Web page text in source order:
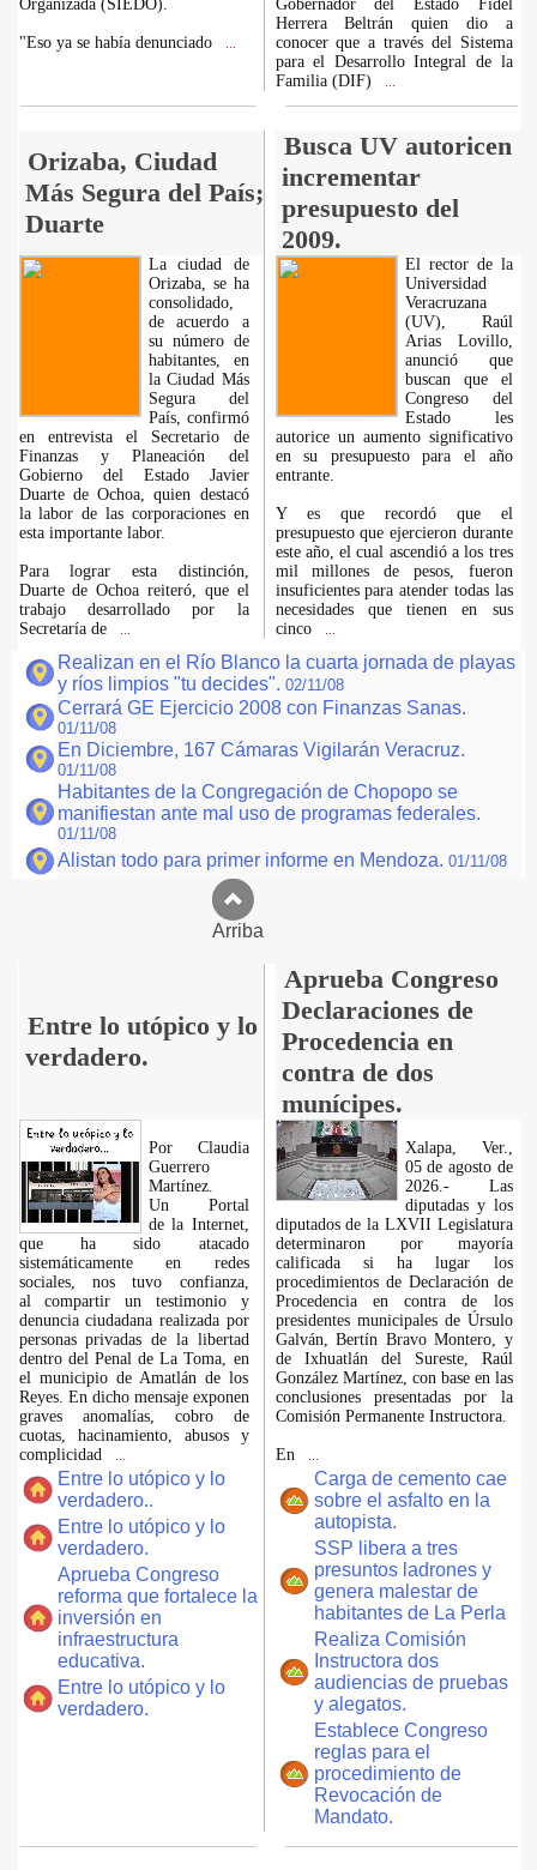
Organizada (SIEDO).
"Eso ya se había denunciado
Gobernador del Estado Fidel
Herrera Beltrán quien dio a
conocer que a través del Sistema
para el Desarrollo Integral de la
Familia (DIF)
Orizaba, Ciudad
Más Segura del País;
Duarte
Busca UV autoricen
incrementar
presupuesto del
2009.
La ciudad de
Orizaba, se ha
consolidado,
de acuerdo a
su número de
habitantes, en
la Ciudad Más
Segura del
País, confirmó
en entrevista el Secretario de
Finanzas y Planeación del
Gobierno del Estado Javier
Duarte de Ochoa, quien destacó
la labor de las corporaciones en
esta importante labor.
Para lograr esta distinción,
Duarte de Ochoa reiteró, que el
trabajo desarrollado por la
Secretaría de
El rector de la
Universidad
Veracruzana
(UV), Raúl
Arias Lovillo,
anunció que
buscan que el
Congreso del
Estado les
autorice un aumento significativo
en su presupuesto para el año
entrante.
Y es que recordó que el
presupuesto que ejercieron durante
este año, el cual ascendió a los tres
mil millones de pesos, fueron
insuficientes para atender todas las
necesidades que tienen en sus
cinco
Realizan en el Río Blanco la cuarta jornada de playas
y ríos limpios "tu decides". 02/11/08
Cerrará GE Ejercicio 2008 con Finanzas Sanas.
01/11/08
En Diciembre, 167 Cámaras Vigilarán Veracruz.
01/11/08
Habitantes de la Congregación de Chopopo se
manifiestan ante mal uso de programas federales.
01/11/08
Alistan todo para primer informe en Mendoza. 01/11/08
Arriba
Entre lo utópico y lo
verdadero.
Aprueba Congreso
Declaraciones de
Procedencia en
contra de dos
munícipes.
Por Claudia
Guerrero
Martínez.
​Un Portal
de la Internet,
que ha sido atacado
sistemáticamente en redes
sociales, nos tuvo confianza,
al compartir un testimonio y
denuncia ciudadana realizada por
personas privadas de la libertad
dentro del Penal de La Toma, en
el municipio de Amatlán de los
Reyes. En dicho mensaje exponen
graves anomalías, cobro de
cuotas, hacinamiento, abusos y
complicidad
Entre lo utópico y lo
verdadero..
Entre lo utópico y lo
verdadero.
Aprueba Congreso
reforma que fortalece la
inversión en
infraestructura
educativa.
Entre lo utópico y lo
verdadero.
Xalapa, Ver.,
05 de agosto de
2026.- Las
diputadas y los
diputados de la LXVII Legislatura
determinaron por mayoría
calificada si ha lugar los
procedimientos de Declaración de
Procedencia en contra de los
presidentes municipales de Úrsulo
Galván, Bertín Bravo Montero, y
de Ixhuatlán del Sureste, Raúl
González Martínez, con base en las
conclusiones presentadas por la
Comisión Permanente Instructora.
En
Carga de cemento cae
sobre el asfalto en la
autopista.
SSP libera a tres
presuntos ladrones y
genera malestar de
habitantes de La Perla
Realiza Comisión
Instructora dos
audiencias de pruebas
y alegatos.
Establece Congreso
reglas para el
procedimiento de
Revocación de
Mandato.